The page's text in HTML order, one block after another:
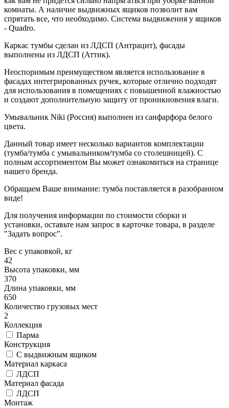
комнаты. А наличие выдвижных ящиков позволит вам
спрятать все, что необходимо. Система выдвижения у ящиков
- Quadro.
Каркас тумбы сделан из ЛДСП (Антрацит), фасады
выполнены из ЛДСП (Аттик).
Неоспоримым преимуществом является использование в
фасадах интегрированных ручек, которые отлично подходят
для использования в помещениях с повышенной влажностью
и создают дополнительную защиту от проникновения влаги.
Умывальник Niki (Россия) выполнен из санфарфора белого
цвета.
Данный товар имеет несколько вариантов комплектации
(тумба/тумба с умывальником/тумба со столешницей). С
полным ассортиментом Вы может ознакомиться на странице
нашего бренда.
Обращаем Ваше внимание: тумба поставляется в разобранном
виде!
Для получения информации по стоимости сборки и
установки, оставьте нам запрос в карточке товара, в разделе
"Задать вопрос".
Вес с упаковкой, кг
42
Высота упаковки, мм
370
Длина упаковки, мм
650
Количество грузовых мест
2
Коллекция
Парма
Конструкция
С выдвижным ящиком
Материал каркаса
ЛДСП
Материал фасада
ЛДСП
Монтаж